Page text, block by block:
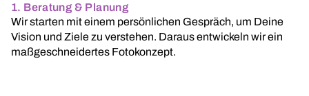
1. Beratung & Planung
Wir starten mit einem persönlichen Gespräch, um Deine
Vision und Ziele zu verstehen. Daraus entwickeln wir ein
maßgeschneidertes Fotokonzept.